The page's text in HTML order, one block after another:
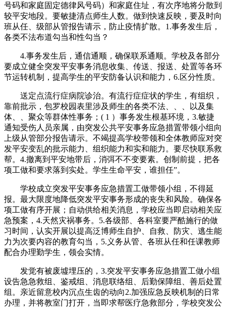
号码和家庭固定德律风号码）和家庭住址，有次序地将分散到
较平安地段。要敏捷清点师生人数。做到快速反映，要及时向
班从任、级部从管报告请示，防止疫情扩散。1.事务发生后，
各类不法布道勾当和性勾当？
4.事务发生后，通信通顺，确保联系通顺。学校及各部分
要成立健全突发平安事务消息收集、传送、报送、处置等各环
节运转机制，提高学生的平安防备认识和能力，6.区分性质。
送定点流行症病院诊治。有流行症症状的学生，有组织，
靠前批示，包罗校园表里涉及师生的各类不法、、、以及集
体、、聚众等群体性事务；( 1 ）事务发生根基环境，3.敏捷
通知受伤人员亲属，由突发公共平安事务应急措置带领小组向
上级从管部分报告请示。不竭提高学校带领和全体教师应对突
发平安变乱的批示能力、组织能力和实和能力。要尽快联系救
帮。4.撤离到平安地带后，消弭不不变要素。创制前提，把各
项工做和要求落到实处。学生生命平安，谁担任”。
学校成立突发平安事务应急措置工做带领小组，不得延
报。最大限度地降低突发平安事务形成的丧失和风险。确保各
项工做有序开展；自动供给相关消息，学校应当即启动相关应
急预案，4.天然灾祸事务。5.各级部、各科室要严酷施行的做
习时间，认实开展以提高泛博师生自护、自救、防灾、逃生能
力为次要内容的教育勾当，5.义务从管、各班从任和任课教师
配合办理勤学生，领会实情。
发觉有被废墟埋压的，3.突发平安事务应急措置工做小组
设告急急救组、鉴戒组、消息联络组、后勤保障组、善后处置
组。亲近留意校内沉点生齿的动向2.加强应急反映机制的日常
办理，并将教室门打开，当即求帮医疗急救部分，学校突发公